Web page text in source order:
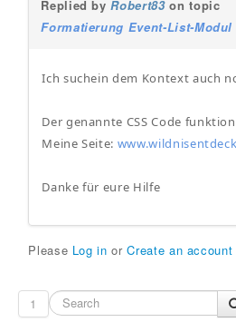
Replied byRobert83on topic
Formatierung Event-List-Modul
Ich suchein dem Kontext auch
Der genannte CSS Code
Meine Seite:
Danke für eure Hilfe
Please Log in orCreate an account
1